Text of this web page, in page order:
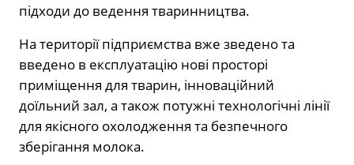
підходи до ведення тваринництва.
На території підприємства вже зведено та
введено в експлуатацію нові просторі
приміщення для тварин, інноваційний
доїльний зал, а також потужні технологічні лінії
для якісного охолодження та безпечного
зберігання молока.